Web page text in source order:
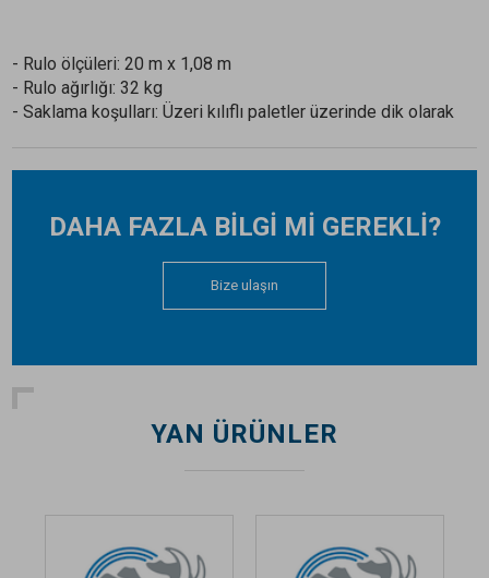
- Rulo ölçüleri: 20 m x 1,08 m
- Rulo ağırlığı: 32 kg
- Saklama koşulları: Üzeri kılıflı paletler üzerinde dik olarak
DAHA FAZLA BİLGİ Mİ GEREKLİ?
Bize ulaşın
YAN ÜRÜNLER